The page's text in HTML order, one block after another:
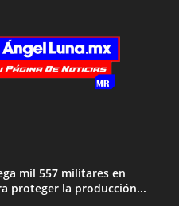
mil 557 militares en
proteger la producción...